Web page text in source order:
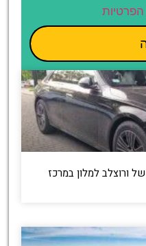
הפרטיות
ורוצלב למלון במרכז